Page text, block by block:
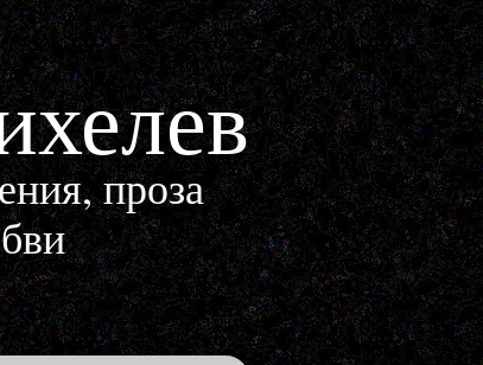
проза